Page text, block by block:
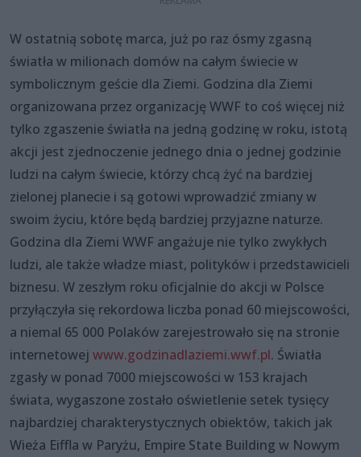
W ostatnią sobotę marca, już po raz ósmy zgasną
światła w milionach domów na całym świecie w
symbolicznym geście dla Ziemi. Godzina dla Ziemi
organizowana przez organizację WWF to coś więcej niż
tylko zgaszenie światła na jedną godzinę w roku, istotą
akcji jest zjednoczenie jednego dnia o jednej godzinie
ludzi na całym świecie, którzy chcą żyć na bardziej
zielonej planecie i są gotowi wprowadzić zmiany w
swoim życiu, które będą bardziej przyjazne naturze.
Godzina dla Ziemi WWF angażuje nie tylko zwykłych
ludzi, ale także władze miast, polityków i przedstawicieli
biznesu. W zeszłym roku oficjalnie do akcji w Polsce
przyłączyła się rekordowa liczba ponad 60 miejscowości,
a niemal 65 000 Polaków zarejestrowało się na stronie
internetowej www.godzinadlaziemi.wwf.pl. Światła
zgasły w ponad 7000 miejscowości w 153 krajach
świata, wygaszone zostało oświetlenie setek tysięcy
najbardziej charakterystycznych obiektów, takich jak
Wieża Eiffla w Paryżu, Empire State Building w Nowym